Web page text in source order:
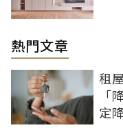
熱門文章
租
「
定降